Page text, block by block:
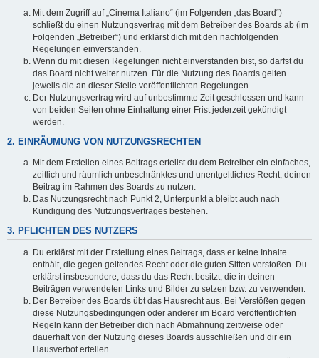
Mit dem Zugriff auf „Cinema Italiano“ (im Folgenden „das Board“)
schließt du einen Nutzungsvertrag mit dem Betreiber des Boards ab (im
Folgenden „Betreiber“) und erklärst dich mit den nachfolgenden
Regelungen einverstanden.
Wenn du mit diesen Regelungen nicht einverstanden bist, so darfst du
das Board nicht weiter nutzen. Für die Nutzung des Boards gelten
jeweils die an dieser Stelle veröffentlichten Regelungen.
Der Nutzungsvertrag wird auf unbestimmte Zeit geschlossen und kann
von beiden Seiten ohne Einhaltung einer Frist jederzeit gekündigt
werden.
2. EINRÄUMUNG VON NUTZUNGSRECHTEN
Mit dem Erstellen eines Beitrags erteilst du dem Betreiber ein einfaches,
zeitlich und räumlich unbeschränktes und unentgeltliches Recht, deinen
Beitrag im Rahmen des Boards zu nutzen.
Das Nutzungsrecht nach Punkt 2, Unterpunkt a bleibt auch nach
Kündigung des Nutzungsvertrages bestehen.
3. PFLICHTEN DES NUTZERS
Du erklärst mit der Erstellung eines Beitrags, dass er keine Inhalte
enthält, die gegen geltendes Recht oder die guten Sitten verstoßen. Du
erklärst insbesondere, dass du das Recht besitzt, die in deinen
Beiträgen verwendeten Links und Bilder zu setzen bzw. zu verwenden.
Der Betreiber des Boards übt das Hausrecht aus. Bei Verstößen gegen
diese Nutzungsbedingungen oder anderer im Board veröffentlichten
Regeln kann der Betreiber dich nach Abmahnung zeitweise oder
dauerhaft von der Nutzung dieses Boards ausschließen und dir ein
Hausverbot erteilen.